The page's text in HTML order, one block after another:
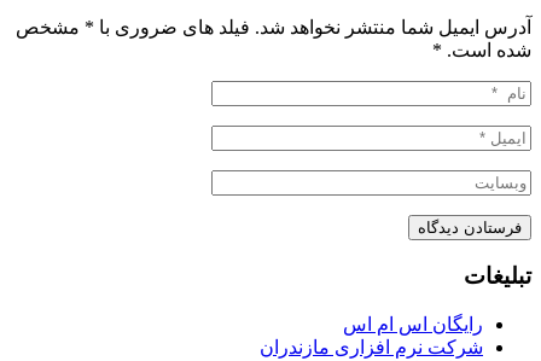
آدرس ایمیل شما منتشر نخواهد شد. فیلد های ضروری با * مشخص
شده است. *
تبلیغات
رایگان اس ام اس
شرکت نرم افزاری مازندران